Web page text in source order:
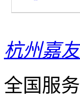
杭州嘉
全国服